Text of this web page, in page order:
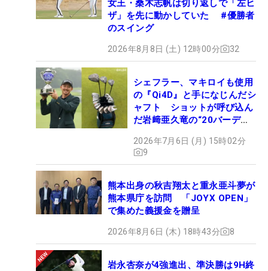
女王・桑木志帆は切り返しで「左ヒ
ザ」を先に動かしていた #優勝者
のスイング
2026年8月8日 (土) 12時00分 32
シェフラー、マキロイも使用
の『Qi4D』と手になじんだシ
ャフト ショットが呼び込ん
だ岩﨑亜久竜の“20バーデ
2026年7月6日 (月) 15時02分
9
熊本出身の秋吉翔太と重永亜斗夢が
熊本県庁を訪問 「JOYX OPEN」
で集めた義援金を贈呈
2026年8月6日 (木) 18時43分 8
岩永杏奈が4強進出、準決勝は9H終